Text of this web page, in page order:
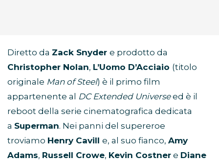
Diretto da Zack Snyder e prodotto da
Christopher Nolan, L’Uomo D’Acciaio (titolo
originale Man of Steel) è il primo film
appartenente al DC Extended Universeed è il
reboot della serie cinematografica dedicata
a Superman. Nei panni del supereroe
troviamo Henry Cavill e, al suo fianco, Amy
Adams, Russell Crowe, Kevin Costner e Diane